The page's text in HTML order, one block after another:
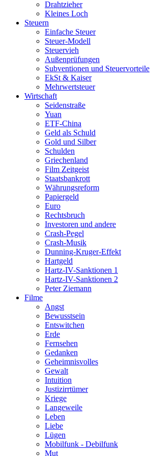
Drahtzieher
Kleines Loch
Steuern
Einfache Steuer
Steuer-Modell
Steuervieh
Außenprüfungen
Subventionen und Steuervorteile
EkSt & Kaiser
Mehrwertsteuer
Wirtschaft
Seidenstraße
Yuan
ETF-China
Geld als Schuld
Gold und Silber
Schulden
Griechenland
Film Zeitgeist
Staatsbankrott
Währungsreform
Papiergeld
Euro
Rechtsbruch
Investoren und andere
Crash-Pegel
Crash-Musik
Dunning-Kruger-Effekt
Hartgeld
Hartz-IV-Sanktionen 1
Hartz-IV-Sanktionen 2
Peter Ziemann
Filme
Angst
Bewusstsein
Entswitchen
Erde
Fernsehen
Gedanken
Geheimnisvolles
Gewalt
Intuition
Justizirrtümer
Kriege
Langeweile
Leben
Liebe
Lügen
Mobilfunk - Debilfunk
Mut